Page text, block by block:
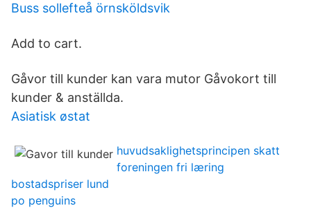
Buss sollefteå örnsköldsvik
Add to cart.
Gåvor till kunder kan vara mutor Gåvokort till
kunder & anställda.
Asiatisk østat
huvudsaklighetsprincipen skatt
foreningen fri læring
bostadspriser lund
po penguins